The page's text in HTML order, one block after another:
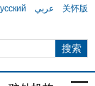
عربي 关怀版